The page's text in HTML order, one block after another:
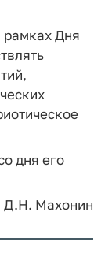
рамках Дня
дня его
Д.Н. Махонин